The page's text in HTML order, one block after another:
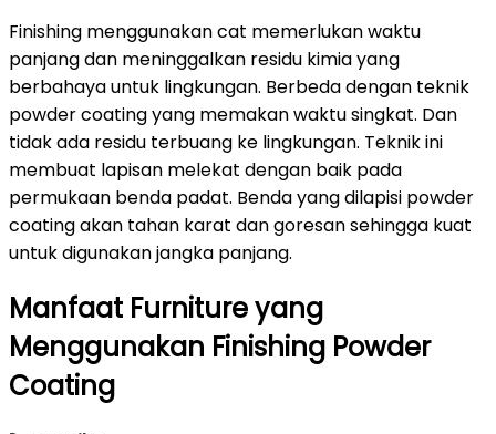
Finishing menggunakan cat memerlukan waktu
panjang dan meninggalkan residu kimia yang
berbahaya untuk lingkungan. Berbeda dengan teknik
powder coating yang memakan waktu singkat. Dan
tidak ada residu terbuang ke lingkungan. Teknik ini
membuat lapisan melekat dengan baik pada
permukaan benda padat. Benda yang dilapisi powder
coating akan tahan karat dan goresan sehingga kuat
untuk digunakan jangka panjang.
Manfaat Furniture yang
Menggunakan Finishing Powder
Coating